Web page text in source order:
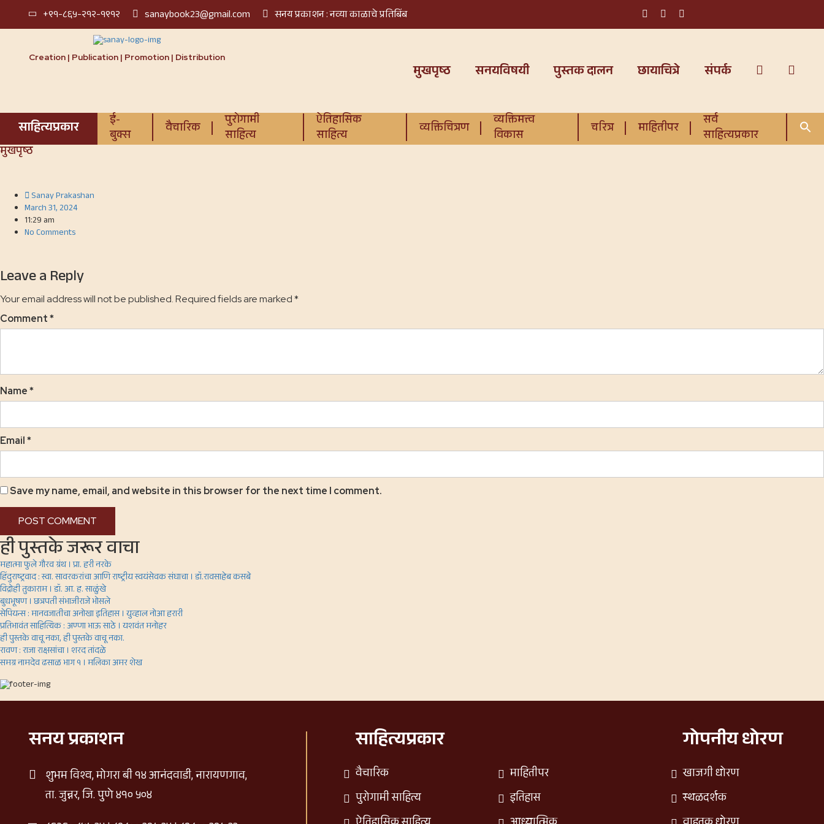
+९१-८६५-२१२-१९१२ sanaybook23@gmail.com सनय प्रकाशन : नव्या काळाचे प्रतिबिंब
Creation | Publication | Promotion | Distribution
मुखपृष्ठ सनयविषयी पुस्तक दालन छायाचित्रे संपर्क
साहित्यप्रकार
ई-
बुक्स
वैचारिक
पुरोगामी
साहित्य
ऐतिहासिक
साहित्य
व्यक्तिचित्रण
व्यक्तिमत्त्व
विकास
चरित्र माहितीपर
सर्व
साहित्यप्रकार
मुखपृष्ठ
Sanay Prakashan
March 31, 2024
11:29 am
No Comments
Leave a Reply
Your email address will not be published.Required fields are marked*
Comment*
Name*
Email*
Save my name, email, and website in this browser for the next time I comment.
ही पुस्तके जरूर वाचा
महात्मा फुले गौरव ग्रंथ । प्रा. हरी नरके
हिंदुराष्ट्रवाद : स्वा. सावरकरांचा आणि राष्ट्रीय स्वयंसेवक संघाचा । डॉ.रावसाहेब कसबे
विद्रोही तुकाराम । डॉ. आ. ह. साळुंखे
बुधभूषण । छत्रपती संभाजीराजे भोसले
सेपियन्स : मानवजातीचा अनोखा इतिहास । युव्हाल नोआ हरारी
प्रतिभावंत साहित्यिक : अण्णा भाऊ साठे । यशवंत मनोहर
ही पुस्तके वाचू नका, ही पुस्तके वाचू नका.
रावण : राजा राक्षसांचा । शरद तांदळे
समग्र नामदेव ढसाळ भाग १ । मलिका अमर शेख
सनय प्रकाशन
शुभम विश्व, मोगरा बी १४ आनंदवाडी, नारायणगाव,
ता. जुन्नर, जि. पुणे ४१० ५०४
साहित्यप्रकार
वैचारिक
पुरोगामी साहित्य
माहितीपर
इतिहास
गोपनीय धोरण
खाजगी धोरण
स्थळदर्शक